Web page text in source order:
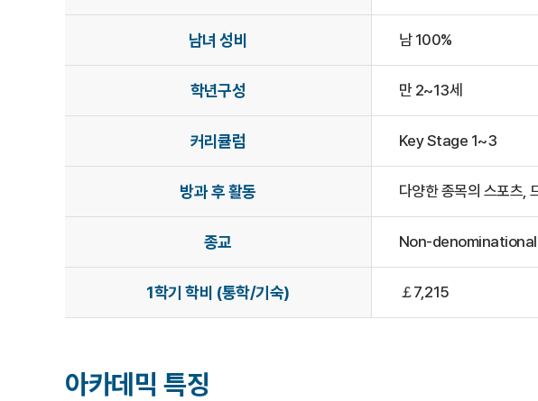
남녀 성비 남 100%
학년구성 만 2~13세
커리큘럼 Key Stage 1~3
방과 후 활동 다양한 종목의 스포츠,
종교 Non-denominational
1학기 학비 (통학/기숙) ￡7,215
아카데믹 특징